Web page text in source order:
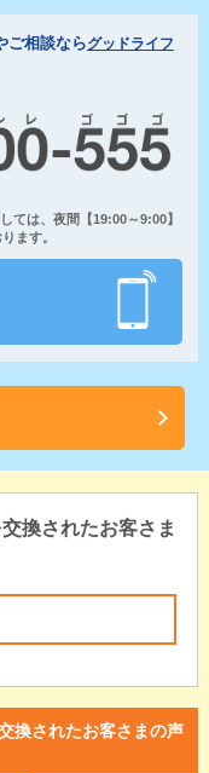
ご相談ならグッドライフ
ては、夜間【19:00～9:00】
ます。
換されたお客さま
換されたお客さまの声